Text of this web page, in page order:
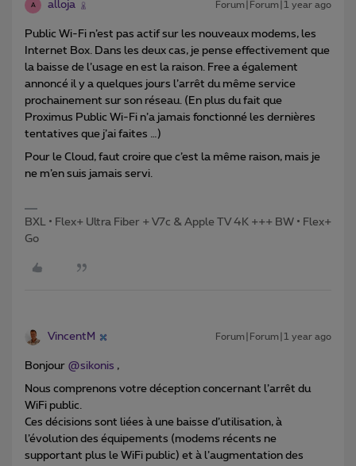
A alloja Forum|Forum|1 year ago
Public Wi-Fi n’est pas actif sur les nouveaux modems, les
Internet Box. Dans les deux cas, je pense effectivement que
la baisse de l’usage en est la raison. Free a également
annoncé il y a quelques jours l’arrêt du même service
prochainement sur son réseau. (En plus du fait que
Proximus Public Wi-Fi n’a jamais fonctionné les dernières
tentatives que j’ai faites …)
Pour le Cloud, faut croire que c’est la même raison, mais je
ne m’en suis jamais servi.
BXL • Flex+ Ultra Fiber + V7c & Apple TV 4K +++ BW • Flex+
Go
VincentM Forum|Forum|1 year ago
Bonjour ​ @sikonis ,
Nous comprenons votre déception concernant l’arrêt du
WiFi public.
Ces décisions sont liées à une baisse d’utilisation, à
l’évolution des équipements (modems récents ne
supportant plus le WiFi public) et à l’augmentation des